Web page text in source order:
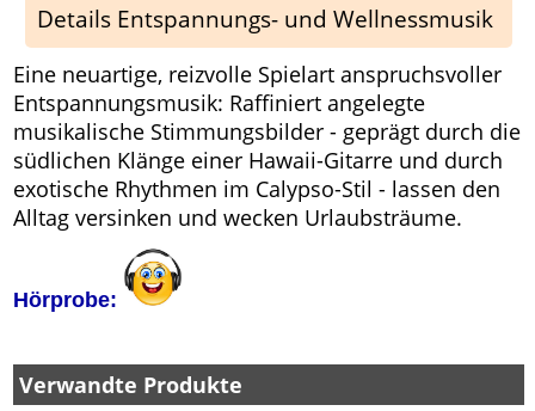
Details Entspannungs- und Wellnessmusik
Eine neuartige, reizvolle Spielart anspruchsvoller
Entspannungsmusik: Raffiniert angelegte
musikalische Stimmungsbilder - geprägt durch die
südlichen Klänge einer Hawaii-Gitarre und durch
exotische Rhythmen im Calypso-Stil - lassen den
Alltag versinken und wecken Urlaubsträume.
Hörprobe:
Verwandte Produkte